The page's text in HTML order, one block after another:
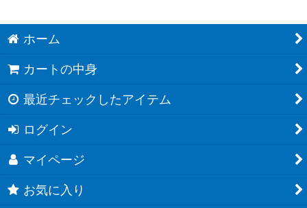
ホーム
カートの中身
最近チェックしたアイテム
ログイン
マイページ
お気に入り